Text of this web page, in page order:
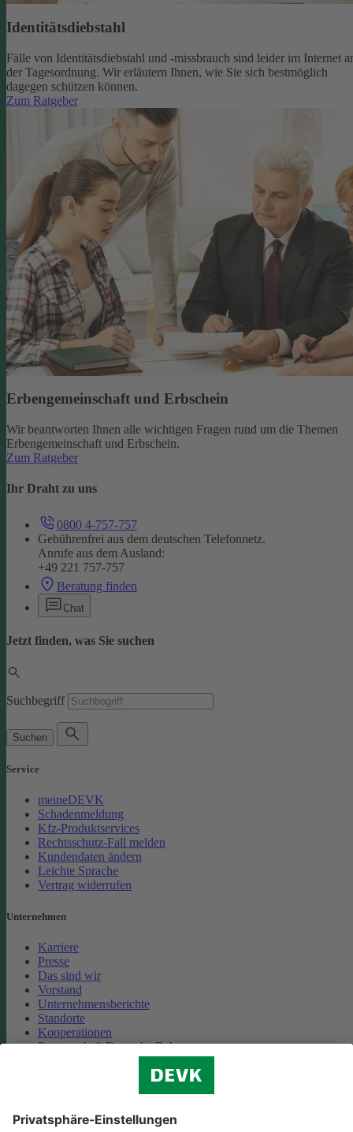
Identitätsdiebstahl
Fälle von Identitätsdiebstahl und -missbrauch sind leider im Internet
der Tagesordnung. Wir erläutern Ihnen, wie Sie sich bestmöglich
dagegen schützen können.
Zum Ratgeber
Erbengemeinschaft und Erbschein
Wir beantworten Ihnen alle wichtigen Fragen rund um die Themen
Erbengemeinschaft und Erbschein.
Zum Ratgeber
Ihr Draht zu uns
0800 4-757-757
Gebührenfrei aus dem deutschen Telefonnetz.
Anrufe aus dem Ausland:
+49 221 757-757
Beratung finden
Chat
Jetzt finden, was Sie suchen
Suchbegriff
Suchen
Service
meineDEVK
Schadenmeldung
Kfz-Produktservices
Rechtsschutz-Fall melden
Kundendaten ändern
Leichte Sprache
Vertrag widerrufen
Unternehmen
Karriere
Presse
Das sind wir
Vorstand
Unternehmensberichte
Standorte
Kooperationen
Partnerschaft Deutsche Bahn